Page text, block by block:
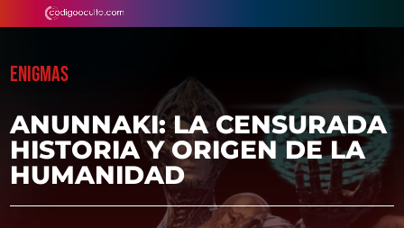
ENIGMAS
ANUNNAKI: LA CENSURADA
HISTORIA Y ORIGEN DE LA
HUMANIDAD